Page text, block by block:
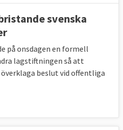
svenska
på onsdagen en formell
lagstiftningen så att
beslut vid offentliga